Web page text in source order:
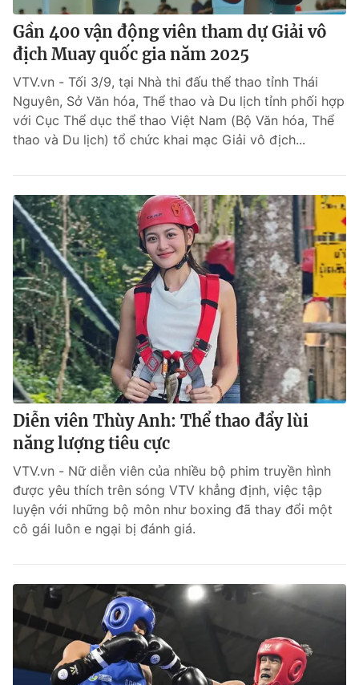
Gần 400 vận động viên tham dự Giải vô
địch Muay quốc gia năm 2025
VTV.vn - Tối 3/9, tại Nhà thi đấu thể thao tỉnh Thái
Nguyên, Sở Văn hóa, Thể thao và Du lịch tỉnh phối hợp
với Cục Thể dục thể thao Việt Nam (Bộ Văn hóa, Thể
thao và Du lịch) tổ chức khai mạc Giải vô địch...
Diễn viên Thùy Anh: Thể thao đẩy lùi
năng lượng tiêu cực
VTV.vn - Nữ diễn viên của nhiều bộ phim truyền hình
được yêu thích trên sóng VTV khẳng định, việc tập
luyện với những bộ môn như boxing đã thay đổi một
cô gái luôn e ngại bị đánh giá.